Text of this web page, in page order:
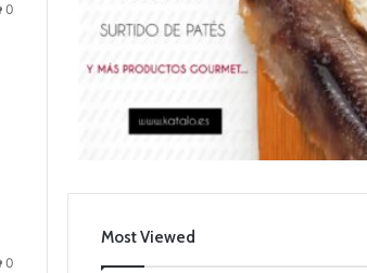
0
0
Most Viewed